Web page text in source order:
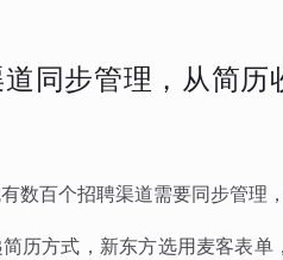
同步管理，从简
数百个招聘渠道需要同步管理
历方式，新东方选用麦客表